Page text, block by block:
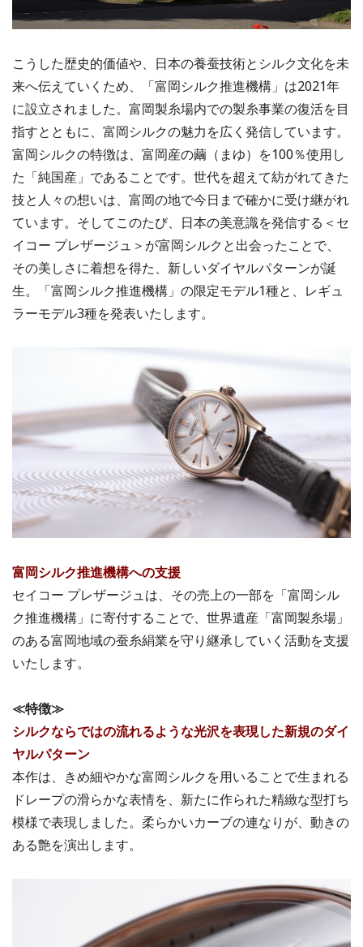
こうした歴史的価値や、日本の養蚕技術とシルク文化を未
来へ伝えていくため、「富岡シルク推進機構」は2021年
に設立されました。富岡製糸場内での製糸事業の復活を目
指すとともに、富岡シルクの魅力を広く発信しています。
富岡シルクの特徴は、富岡産の繭（まゆ）を100％使用し
た「純国産」であることです。世代を超えて紡がれてきた
技と人々の想いは、富岡の地で今日まで確かに受け継がれ
ています。そしてこのたび、日本の美意識を発信する＜セ
イコー プレザージュ＞が富岡シルクと出会ったことで、
その美しさに着想を得た、新しいダイヤルパターンが誕
生。「富岡シルク推進機構」の限定モデル1種と、レギュ
ラーモデル3種を発表いたします。
富岡シルク推進機構への支援
セイコー プレザージュは、その売上の一部を「富岡シル
ク推進機構」に寄付することで、世界遺産「富岡製糸場」
のある富岡地域の蚕糸絹業を守り継承していく活動を支援
いたします。
≪特徴≫
シルクならではの流れるような光沢を表現した新規のダイ
ヤルパターン
本作は、きめ細やかな富岡シルクを用いることで生まれる
ドレープの滑らかな表情を、新たに作られた精緻な型打ち
模様で表現しました。柔らかいカーブの連なりが、動きの
ある艶を演出します。